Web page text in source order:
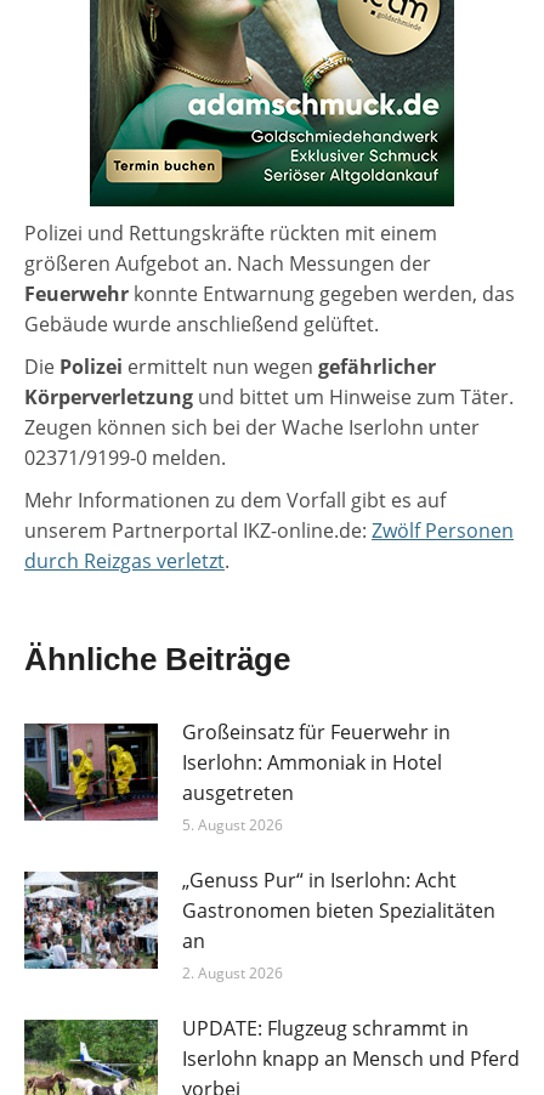
Polizei und Rettungskräfte rückten mit einem
größeren Aufgebot an. Nach Messungen der
Feuerwehr konnte Entwarnung gegeben werden, das
Gebäude wurde anschließend gelüftet.
Die Polizei ermittelt nun wegen gefährlicher
Körperverletzung und bittet um Hinweise zum Täter.
Zeugen können sich bei der Wache Iserlohn unter
02371/9199-0 melden.
Mehr Informationen zu dem Vorfall gibt es auf
unserem Partnerportal IKZ-online.de: Zwölf Personen
durch Reizgas verletzt.
Ähnliche Beiträge
Großeinsatz für Feuerwehr in
Iserlohn: Ammoniak in Hotel
ausgetreten
5. August 2026
„Genuss Pur“ in Iserlohn: Acht
Gastronomen bieten Spezialitäten
an
2. August 2026
UPDATE: Flugzeug schrammt in
Iserlohn knapp an Mensch und Pferd
vorbei